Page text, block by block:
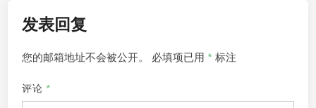
发表回复
您的邮箱地址不会被公开。 必填项已用 * 标注
评论 *